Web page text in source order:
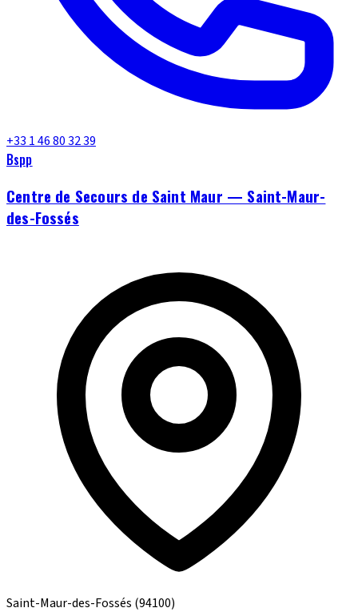
+33 1 46 80 32 39
Bspp
Centre de Secours de Saint Maur — Saint-Maur-
des-Fossés
Saint-Maur-des-Fossés (94100)